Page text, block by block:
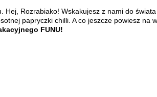
Hej, Rozrabiako! Wskakujesz z nami do
papryczki chilli. A co jeszcze powiesz
FUNU!